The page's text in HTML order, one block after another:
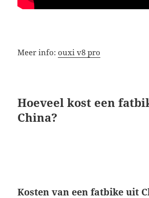
Meer info:ouxi v8 pro
Hoeveel kost een
China?
Kosten van een fatbike uit